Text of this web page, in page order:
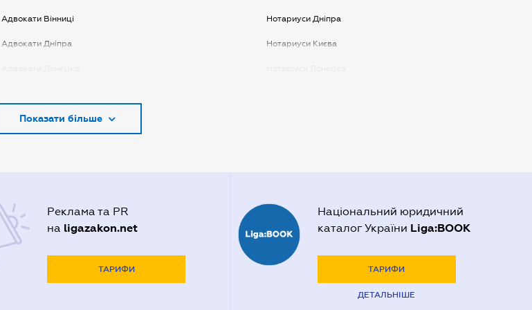
Адвокати Вінниці
Адвокати Дніпра
Адвокати Києва
Адвокати Полтави
Адвокати Харькова
Адвокаты Кривого Рогу
Нотариуси Дніпра
Нотариуси Києва
Показати більше
Реклама та PR
на ligazakon.net
ТАРИФИ
Національний юридичний
каталог України Liga:BOOK
ТАРИФИ
ДЕТАЛЬНІШЕ